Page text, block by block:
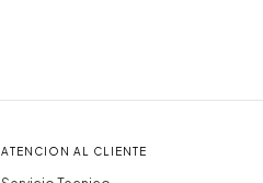
ATENCION AL CLIENTE